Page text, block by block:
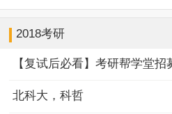
2018考研
【复试后必看】考研帮学堂招
北科大，科哲